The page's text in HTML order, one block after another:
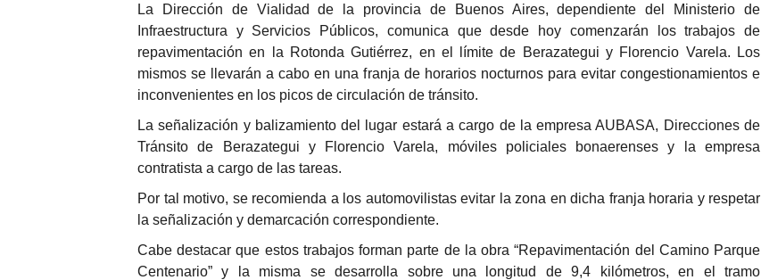
La Dirección de Vialidad de la provincia de Buenos Aires, dependiente del Ministerio de
Infraestructura y Servicios Públicos, comunica que desde hoy comenzarán los trabajos de
repavimentación en la Rotonda Gutiérrez, en el límite de Berazategui y Florencio Varela. Los
mismos se llevarán a cabo en una franja de horarios nocturnos para evitar congestionamientos e
inconvenientes en los picos de circulación de tránsito.
La señalización y balizamiento del lugar estará a cargo de la empresa AUBASA, Direcciones de
Tránsito de Berazategui y Florencio Varela, móviles policiales bonaerenses y la empresa
contratista a cargo de las tareas.
Por tal motivo, se recomienda a los automovilistas evitar la zona en dicha franja horaria y respetar
la señalización y demarcación correspondiente.
Cabe destacar que estos trabajos forman parte de la obra “Repavimentación del Camino Parque
Centenario” y la misma se desarrolla sobre una longitud de 9,4 kilómetros, en el tramo